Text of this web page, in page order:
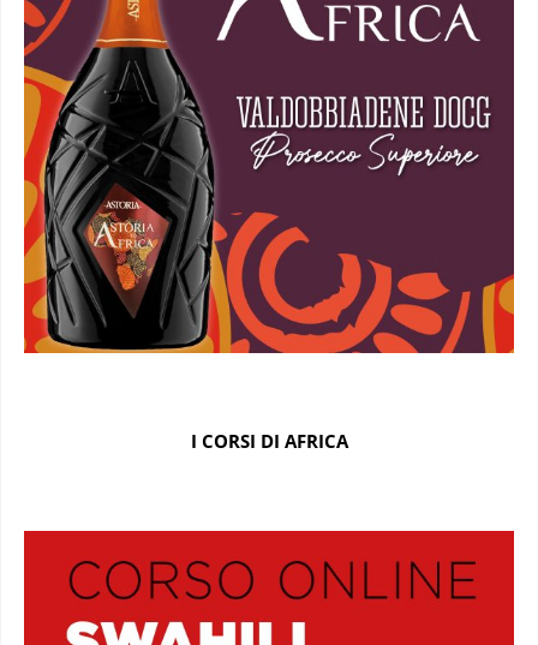
I CORSI DI AFRICA